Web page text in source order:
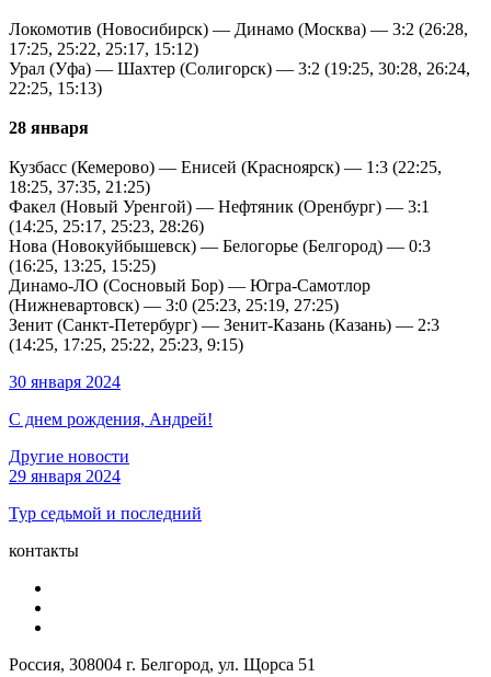
Локомотив (Новосибирск) — Динамо (Москва) — 3:2 (26:28,
17:25, 25:22, 25:17, 15:12)
Урал (Уфа) — Шахтер (Солигорск) — 3:2 (19:25, 30:28, 26:24,
22:25, 15:13)
28 января
Кузбасс (Кемерово) — Енисей (Красноярск) — 1:3 (22:25,
18:25, 37:35, 21:25)
Факел (Новый Уренгой) — Нефтяник (Оренбург) — 3:1
(14:25, 25:17, 25:23, 28:26)
Нова (Новокуйбышевск) — Белогорье (Белгород) — 0:3
(16:25, 13:25, 15:25)
Динамо-ЛО (Сосновый Бор) — Югра-Самотлор
(Нижневартовск) — 3:0 (25:23, 25:19, 27:25)
Зенит (Санкт-Петербург) — Зенит-Казань (Казань) — 2:3
(14:25, 17:25, 25:22, 25:23, 9:15)
30 января 2024
С днем рождения, Андрей!
Другие новости
29 января 2024
Тур седьмой и последний
контакты
Россия, 308004 г. Белгород, ул. Щорса 51